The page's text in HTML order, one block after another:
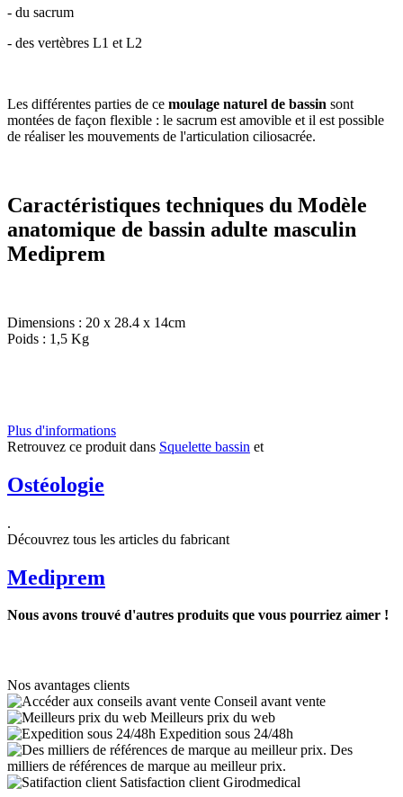
- du sacrum
- des vertèbres L1 et L2
Les différentes parties de ce moulage naturel de bassin sont
montées de façon flexible : le sacrum est amovible et il est possible
de réaliser les mouvements de l'articulation ciliosacrée.
Caractéristiques techniques du Modèle
anatomique de bassin adulte masculin
Mediprem
Dimensions : 20 x 28.4 x 14cm
Poids : 1,5 Kg
Plus d'informations
Retrouvez ce produit dans Squelette bassin et
Ostéologie
.
Découvrez tous les articles du fabricant
Mediprem
Nous avons trouvé d'autres produits que vous pourriez aimer !
Nos avantages clients
Conseil avant vente
Meilleurs prix du web
Expedition sous 24/48h
Des
milliers de références de marque au meilleur prix.
Satisfaction client Girodmedical